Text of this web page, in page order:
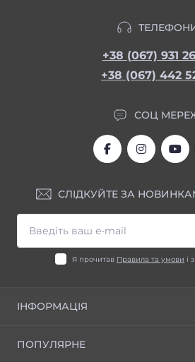
+38 (067) 931
+38 (067) 442
СОЦ
СЛІДКУЙТЕ ЗА
Я прочитав Правила та умови і
ІНФОРМАЦІЯ
Відгуки
ПОПУЛЯРНЕ